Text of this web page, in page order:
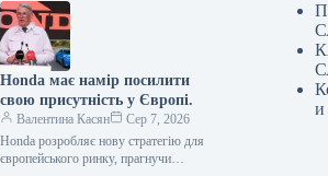
Honda має намір посилити
свою присутність у Європі.
Валентина Касян
Сер 7, 2026
Honda розробляє нову стратегію для
європейського ринку, прагнучи
и